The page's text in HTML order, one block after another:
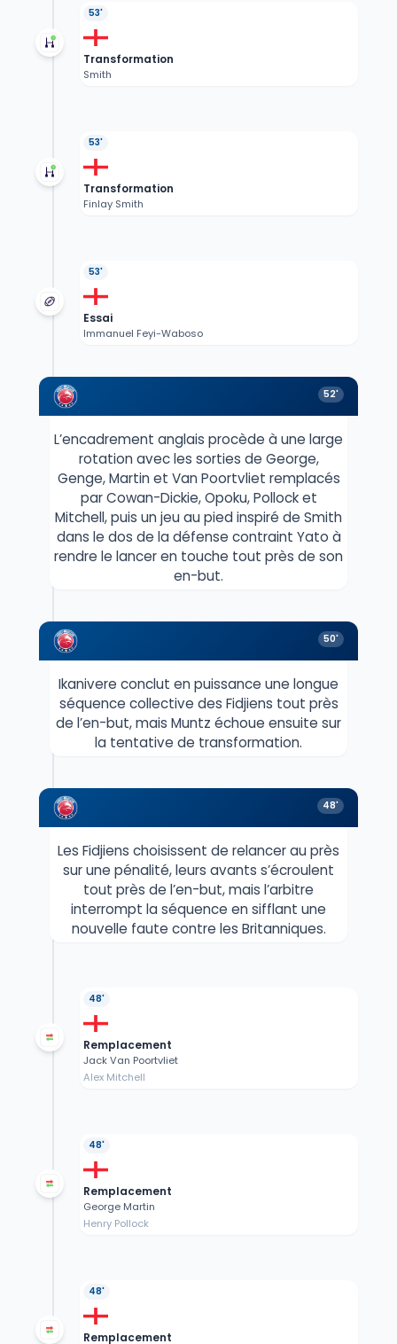
53'
Transformation
Smith
53'
Transformation
Finlay Smith
53'
Essai
Immanuel Feyi-Waboso
52'
L’encadrement anglais procède à une large
rotation avec les sorties de George,
Genge, Martin et Van Poortvliet remplacés
par Cowan-Dickie, Opoku, Pollock et
Mitchell, puis un jeu au pied inspiré de Smith
dans le dos de la défense contraint Yato à
rendre le lancer en touche tout près de son
en-but.
50'
Ikanivere conclut en puissance une longue
séquence collective des Fidjiens tout près
de l’en-but, mais Muntz échoue ensuite sur
la tentative de transformation.
48'
Les Fidjiens choisissent de relancer au près
sur une pénalité, leurs avants s’écroulent
tout près de l’en-but, mais l’arbitre
interrompt la séquence en sifflant une
nouvelle faute contre les Britanniques.
48'
Remplacement
Jack Van Poortvliet
Alex Mitchell
48'
Remplacement
George Martin
Henry Pollock
48'
Remplacement